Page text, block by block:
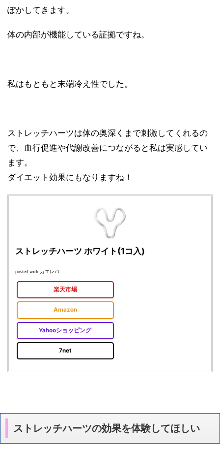
ぽかしてきます。
体の内部が機能している証拠ですね。
私はもともと末端冷え性でした。
ストレッチハーツは体の奥深くまで刺激してくれるの
で、血行促進や代謝改善につながると私は実感してい
ます。
ダイエット効果にもなりますね！
ストレッチハーツ ホワイト(1コ入)
posted with カエレバ
楽天市場
Amazon
Yahooショッピング
7net
ストレッチハーツの効果を体験してほしい